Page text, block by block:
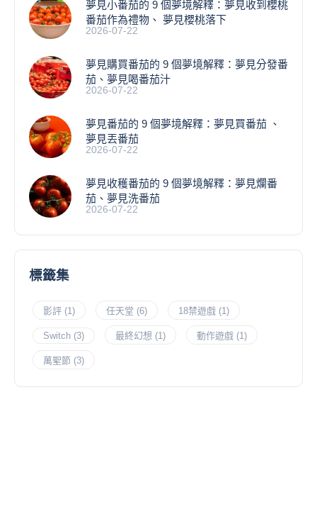
​夢見小番茄的 9 個夢境解釋：夢見收到櫻桃
番茄作為禮物、 夢見櫻桃落下
2026-07-22
夢見購買番茄的 9 個夢境解釋：夢見分發番
茄、夢見喝番茄汁
2026-07-22
夢見番茄的 9 個夢境解釋：夢見買番茄 、
夢見丟番茄
2026-07-22
夢見收穫番茄的 9 個夢境解釋：夢見爛番
茄、夢見洗番茄
2026-07-22
標籤集
影評 (1) 任天堂 (6) 18禁遊戲 (1)
Switch (3) 最終幻想 (1) 動作遊戲 (1)
萬聖節 (3)